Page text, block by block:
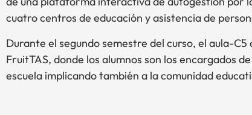
cuatro centros de educación y asistencia de
Durante el segundo semestre del curso, el aula-
FruitTAS, donde los alumnos son los encargados
escuela implicando también a la comunidad